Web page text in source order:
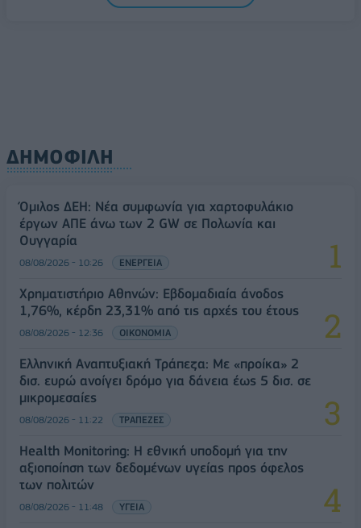
ΔΗΜΟΦΙΛΗ
Όμιλος ΔΕΗ: Νέα συμφωνία για χαρτοφυλάκιο
έργων ΑΠΕ άνω των 2 GW σε Πολωνία και
Ουγγαρία
08/08/2026 - 10:26 ΕΝΕΡΓΕΙΑ
Χρηματιστήριο Αθηνών: Εβδομαδιαία άνοδος
1,76%, κέρδη 23,31% από τις αρχές του έτους
08/08/2026 - 12:36 ΟΙΚΟΝΟΜΙΑ
Ελληνική Αναπτυξιακή Τράπεζα: Με «προίκα» 2
δισ. ευρώ ανοίγει δρόμο για δάνεια έως 5 δισ. σε
μικρομεσαίες
08/08/2026 - 11:22 ΤΡΑΠΕΖΕΣ
Health Monitoring: Η εθνική υποδομή για την
αξιοποίηση των δεδομένων υγείας προς όφελος
των πολιτών
08/08/2026 - 11:48 ΥΓΕΙΑ